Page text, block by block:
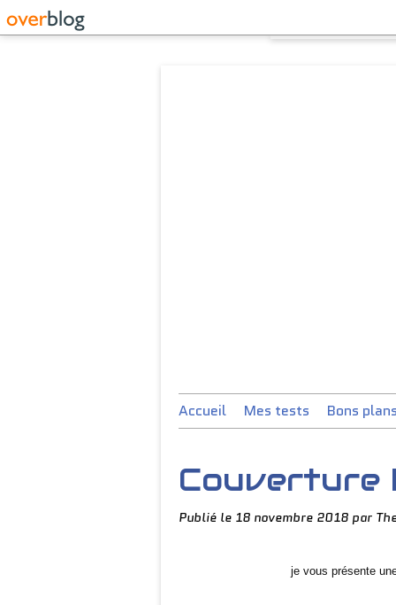
Accueil Mes tests Bons
Couverture
Publié le 18 novembre 2018 par
je vous présente